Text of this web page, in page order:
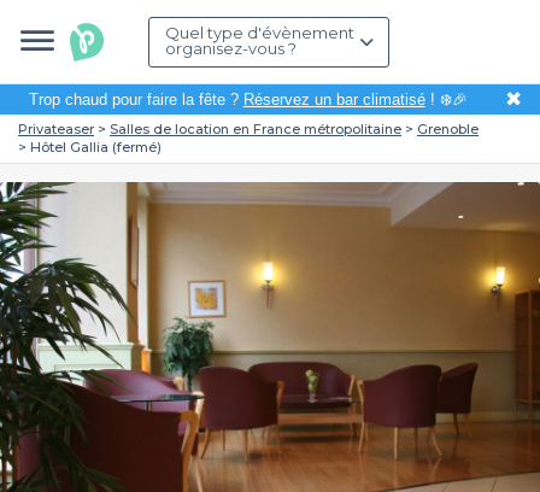
Quel type d'évènement
organisez-vous ?
Trop chaud pour faire la fête ? Réservez un bar climatisé! ❄️🎉 ✖
Privateaser Salles de location en France métropolitaine
Grenoble
Hôtel Gallia (fermé)